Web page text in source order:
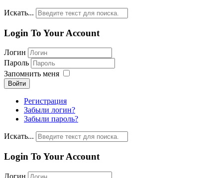
Искать...
Login To Your Account
Логин
Пароль
Запомнить меня
Войти
Регистрация
Забыли логин?
Забыли пароль?
Искать...
Login To Your Account
Логин